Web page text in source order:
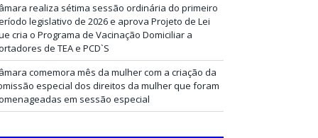
realiza sétima sessão ordinária do primeiro
legislativo de 2026 e aprova Projeto de Lei
cria o Programa de Vacinação Domiciliar a
de TEA e PCD`S
comemora mês da mulher com a criação da
especial dos direitos da mulher que foram
em sessão especial